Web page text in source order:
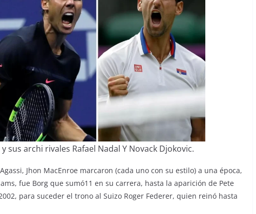
sus archi rivales Rafael Nadal Y Novack Djokovic.
Jhon MacEnroe marcaron (cada uno con su estilo) a una época,
fue Borg que sumó11 en su carrera, hasta la aparición de Pete
para suceder el trono al Suizo Roger Federer, quien reinó hasta